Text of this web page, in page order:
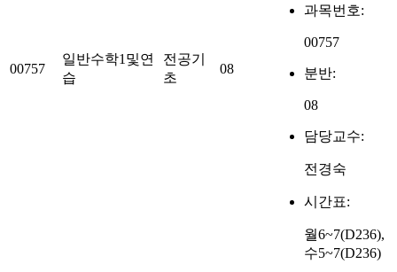
00757
일반수학1및연
습
전공기
초
08
과목번호:
00757
분반:
08
담당교수:
전경숙
시간표:
월6~7(D236),
수5~7(D236)